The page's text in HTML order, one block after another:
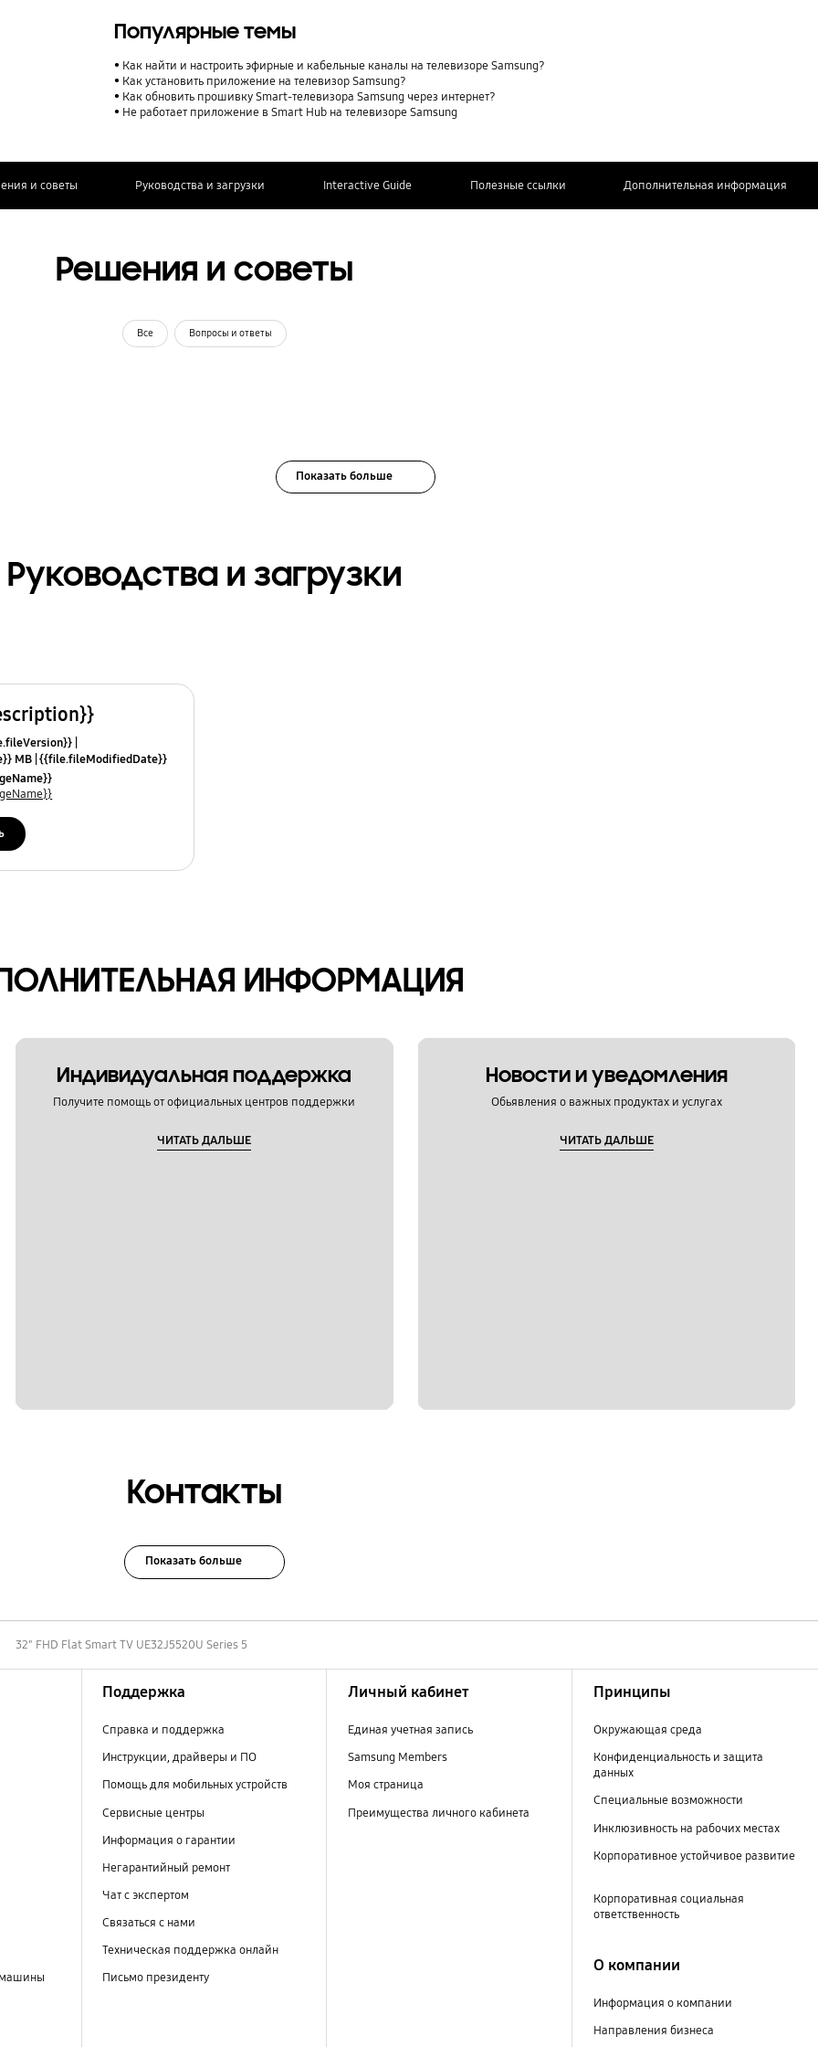
Популярные темы
Как найти и настроить эфирные и кабельные каналы на телевизоре Samsung?
Как установить приложение на телевизор Samsung?
Как обновить прошивку Smart-телевизора Samsung через интернет?
Не работает приложение в Smart Hub на телевизоре Samsung
и советы Руководства и загрузки Interactive Guide Полезные ссылки Дополнительная информация
Решения и советы
Все Вопросы и ответы
Показать больше
Руководства и загрузки
MB {{file.fileModifiedDate}}
ИНФОРМАЦИЯ
Индивидуальная поддержка
Получите помощь от официальных центров поддержки
ЧИТАТЬ ДАЛЬШЕ
Новости и уведомления
Обьявления о важных продуктах и услугах
ЧИТАТЬ ДАЛЬШЕ
Контакты
Показать больше
32" FHD Flat Smart TV UE32J5520U Series 5
Поддержка
Справка и поддержка
Инструкции, драйверы и ПО
Помощь для мобильных устройств
Сервисные центры
Информация о гарантии
Негарантийный ремонт
Чат с экспертом
Связаться с нами
Техническая поддержка онлайн
Письмо президенту
Личный кабинет
Единая учетная запись
Samsung Members
Моя страница
Преимущества личного кабинета
Принципы
Окружающая среда
Конфиденциальность и защита
данных
Специальные возможности
Инклюзивность на рабочих местах
Корпоративное устойчивое развитие
Корпоративная социальная
ответственность
О компании
Информация о компании
Направления бизнеса